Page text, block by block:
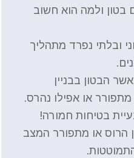
בטון ולמה הוא חשוב
ובלתי נפרד מתהליך
הבטון בבניין
או אפילו נהרס.
בטיחות חמורה!
הרוס או מתפורר המצב